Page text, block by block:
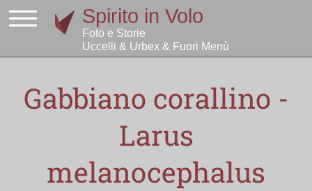
Gabbiano corallino -
Larus
melanocephalus